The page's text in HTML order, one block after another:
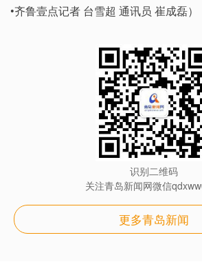
•齐鲁壹点记者 台雪超 通讯员 崔成磊）
识别二维码
关注青岛新闻网微信
更多青岛新闻